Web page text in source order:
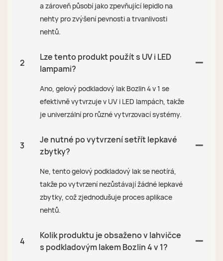
a zároveň působí jako zpevňující lepidlo na
nehty pro zvýšení pevnosti a trvanlivosti
nehtů.
2
Lze tento produkt použít s UV i LED
lampami?
Ano, gelový podkladový lak Bozlin 4 v 1 se
efektivně vytvrzuje v UV i LED lampách, takže
je univerzální pro různé vytvrzovací systémy.
3
Je nutné po vytvrzení setřít lepkavé
zbytky?
Ne, tento gelový podkladový lak se neotírá,
takže po vytvrzení nezůstávají žádné lepkavé
zbytky, což zjednodušuje proces aplikace
nehtů.
4
Kolik produktu je obsaženo v lahvičce
s podkladovým lakem Bozlin 4 v 1?